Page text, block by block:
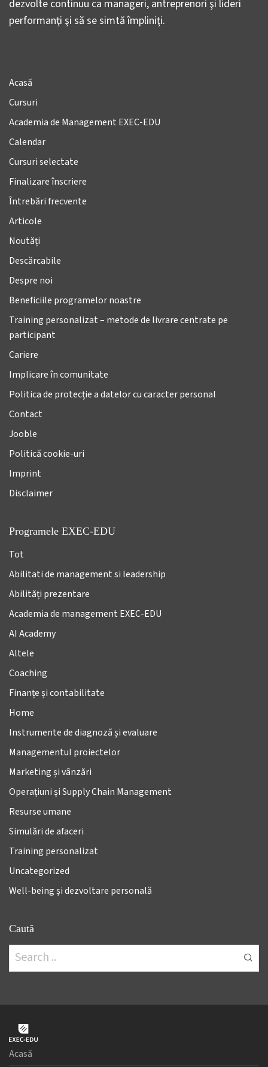
dezvolte continuu ca manageri, antreprenori şi lideri
performanţi şi să se simtă împliniţi.
Acasă
Cursuri
Academia de Management EXEC-EDU
Calendar
Cursuri selectate
Finalizare înscriere
Întrebări frecvente
Articole
Noutăți
Descărcabile
Despre noi
Beneficiile programelor noastre
Training personalizat – metode de livrare centrate pe
participant
Cariere
Implicare în comunitate
Politica de protecție a datelor cu caracter personal
Contact
Jooble
Politică cookie-uri
Imprint
Disclaimer
Programele EXEC-EDU
Tot
Abilitati de management si leadership
Abilități prezentare
Academia de management EXEC-EDU
AI Academy
Altele
Coaching
Finanțe și contabilitate
Home
Instrumente de diagnoză și evaluare
Managementul proiectelor
Marketing și vânzări
Operațiuni și Supply Chain Management
Resurse umane
Simulări de afaceri
Training personalizat
Uncategorized
Well-being și dezvoltare personală
Caută
Acasă